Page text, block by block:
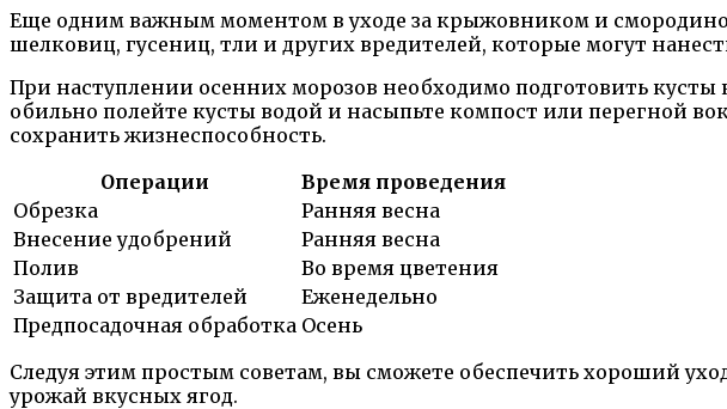
Еще одним важным моментом в уходе за крыжовником и
шелковиц, гусениц, тли и других вредителей, которые могут
При наступлении осенних морозов необходимо подготовить кусты
обильно полейте кусты водой и насыпьте компост или перегной
сохранить жизнеспособность.
Операции
Время проведения
Обрезка
Ранняя весна
Внесение удобрений
Ранняя весна
Полив
Во время цветения
Защита от вредителей
Еженедельно
Предпосадочная обработка Осень
Следуя этим простым советам, вы сможете обеспечить хороший
урожай вкусных ягод.